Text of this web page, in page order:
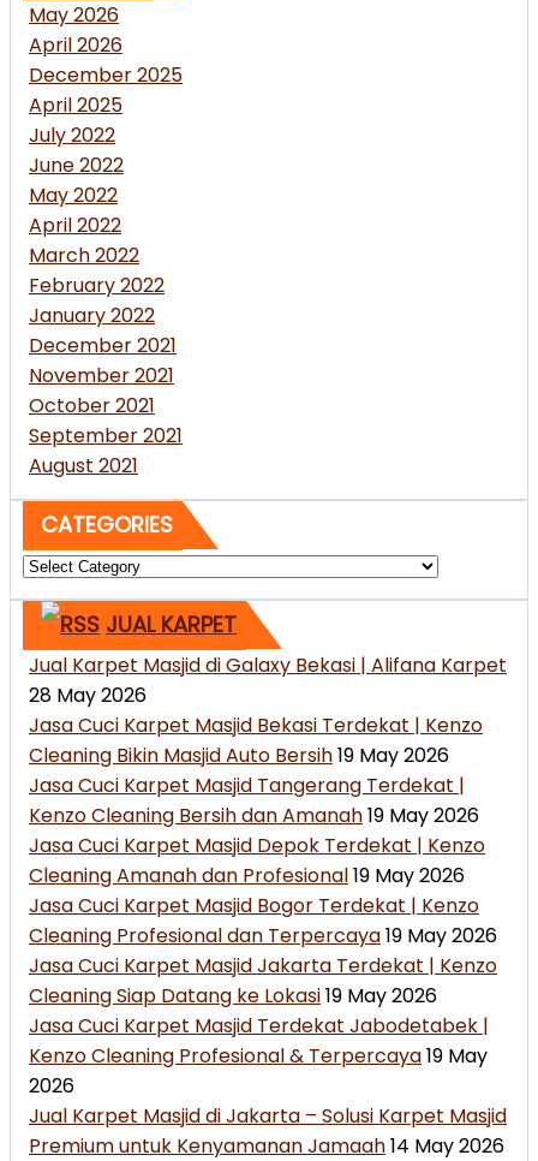
May 2026
April 2026
December 2025
April 2025
July 2022
June 2022
May 2022
April 2022
March 2022
February 2022
January 2022
December 2021
November 2021
October 2021
September 2021
August 2021
CATEGORIES
Categories
JUAL KARPET
Jual Karpet Masjid di Galaxy Bekasi | Alifana Karpet
28 May 2026
Jasa Cuci Karpet Masjid Bekasi Terdekat | Kenzo
Cleaning Bikin Masjid Auto Bersih19 May 2026
Jasa Cuci Karpet Masjid Tangerang Terdekat |
Kenzo Cleaning Bersih dan Amanah19 May 2026
Jasa Cuci Karpet Masjid Depok Terdekat | Kenzo
Cleaning Amanah dan Profesional19 May 2026
Jasa Cuci Karpet Masjid Bogor Terdekat | Kenzo
Cleaning Profesional dan Terpercaya19 May 2026
Jasa Cuci Karpet Masjid Jakarta Terdekat | Kenzo
Cleaning Siap Datang ke Lokasi19 May 2026
Jasa Cuci Karpet Masjid Terdekat Jabodetabek |
Kenzo Cleaning Profesional & Terpercaya19 May
2026
Jual Karpet Masjid di Jakarta – Solusi Karpet Masjid
Premium untuk Kenyamanan Jamaah14 May 2026